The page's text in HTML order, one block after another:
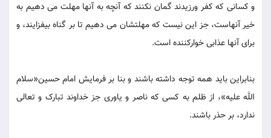
و کسانی که کفر ورزیدند گمان نکنند که آنچه به آنها مهلت می دهیم به
خیر آنهاست، جز این نیست که مهلتشان می دهیم تا بر گناه بیفزایند، و
برای آنها عذابی خوارکننده است.
بنابراین باید همه توجه داشته باشند و بنا بر فرمایش امام حسین«سلام
الله علیه»، از ظلم به کسی که ناصر و یاوری جز خداوند تبارک و تعالی
ندارد، بر حذر باشند.